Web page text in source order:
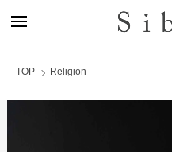
TOP Religion